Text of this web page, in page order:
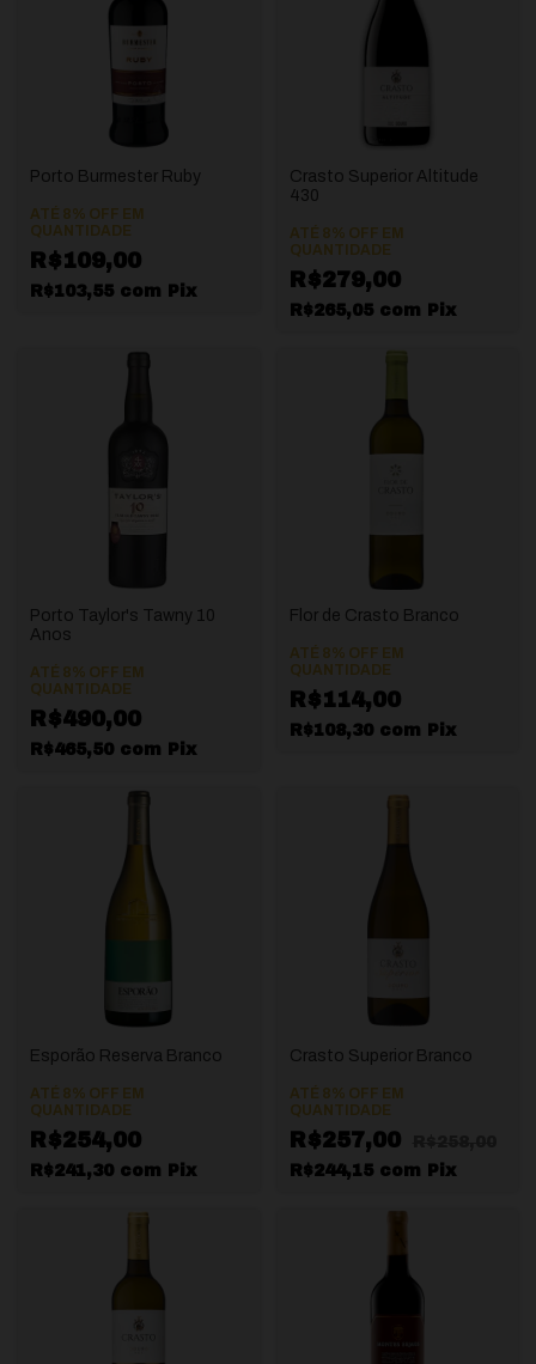
Porto Burmester Ruby
ATÉ 8% OFF EM
QUANTIDADE
R$109,00
R$103,55 com Pix
Crasto Superior Altitude
430
ATÉ 8% OFF EM
QUANTIDADE
R$279,00
R$265,05 com Pix
Porto Taylor's Tawny 10
Anos
ATÉ 8% OFF EM
QUANTIDADE
R$490,00
R$465,50 com Pix
Flor de Crasto Branco
ATÉ 8% OFF EM
QUANTIDADE
R$114,00
R$108,30 com Pix
Esporão Reserva Branco
ATÉ 8% OFF EM
QUANTIDADE
R$254,00
R$241,30 com Pix
Crasto Superior Branco
ATÉ 8% OFF EM
QUANTIDADE
R$257,00
R$244,15 com Pix